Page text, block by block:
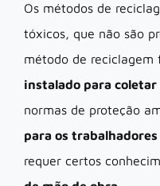
Os métodos de
tóxicos, que não são
método de reciclagem
instalado para
normas de proteção
para os trabalhadores
requer certos